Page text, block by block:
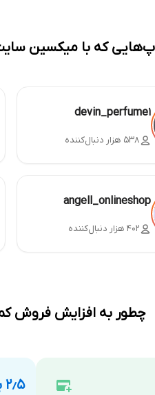
که با میکسین
devin_perfume1
۵۳۸ هزار دنبال‌کننده
angell_onlineshop
۴۰۲ هزار دنبال‌کننده
چطور به افزایش فروش
۲٫۵ برابر